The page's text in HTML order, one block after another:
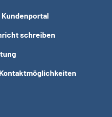
Kundenportal
schreiben